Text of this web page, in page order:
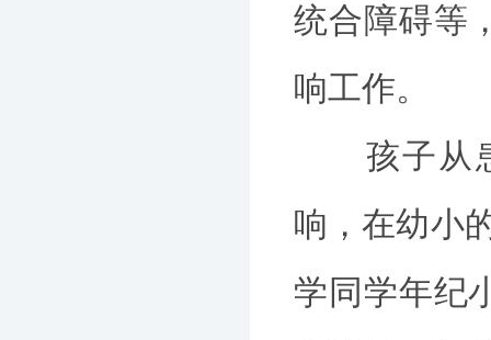
统合障碍等
响工作。
孩子从患
响，在幼小
学同学年纪